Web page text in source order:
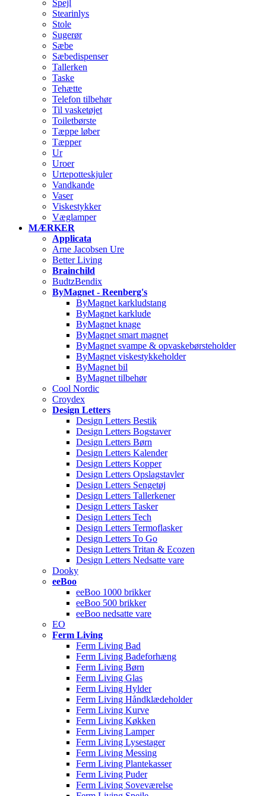
Spejl
Stearinlys
Stole
Sugerør
Sæbe
Sæbedispenser
Tallerken
Taske
Tehætte
Telefon tilbehør
Til vasketøjet
Toiletbørste
Tæppe løber
Tæpper
Ur
Uroer
Urtepotteskjuler
Vandkande
Vaser
Viskestykker
Væglamper
MÆRKER
Applicata
Arne Jacobsen Ure
Better Living
Brainchild
BudtzBendix
ByMagnet - Reenberg's
ByMagnet karkludstang
ByMagnet karklude
ByMagnet knage
ByMagnet smart magnet
ByMagnet svampe & opvaskebørsteholder
ByMagnet viskestykkeholder
ByMagnet bil
ByMagnet tilbehør
Cool Nordic
Croydex
Design Letters
Design Letters Bestik
Design Letters Bogstaver
Design Letters Børn
Design Letters Kalender
Design Letters Kopper
Design Letters Opslagstavler
Design Letters Sengetøj
Design Letters Tallerkener
Design Letters Tasker
Design Letters Tech
Design Letters Termoflasker
Design Letters To Go
Design Letters Tritan & Ecozen
Design Letters Nedsatte vare
Dooky
eeBoo
eeBoo 1000 brikker
eeBoo 500 brikker
eeBoo nedsatte vare
EO
Ferm Living
Ferm Living Bad
Ferm Living Badeforhæng
Ferm Living Børn
Ferm Living Glas
Ferm Living Hylder
Ferm Living Håndklædeholder
Ferm Living Kurve
Ferm Living Køkken
Ferm Living Lamper
Ferm Living Lysestager
Ferm Living Messing
Ferm Living Plantekasser
Ferm Living Puder
Ferm Living Soveværelse